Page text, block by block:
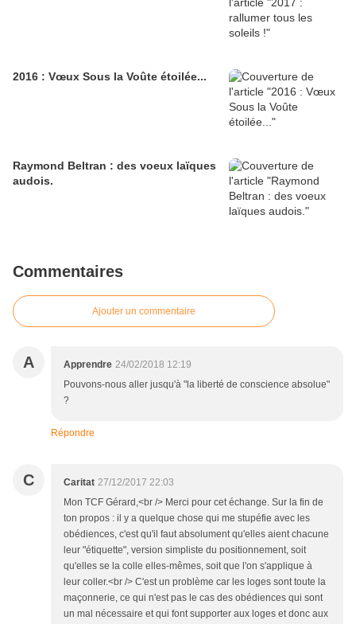
2016 : Vœux Sous la Voûte étoilée...
Raymond Beltran : des voeux laïques
audois.
Commentaires
Ajouter un commentaire
A Apprendre 24/02/2018 12:19
Pouvons-nous aller jusqu'à "la liberté de conscience absolue"
?
Répondre
C Caritat 27/12/2017 22:03
Mon TCF Gérard,<br /> Merci pour cet échange. Sur la fin de
ton propos : il y a quelque chose qui me stupéfie avec les
obédiences, c'est qu'il faut absolument qu'elles aient chacune
leur "étiquette", version simpliste du positionnement, soit
qu'elles se la colle elles-mêmes, soit que l'on s'applique à
leur coller.<br /> C'est un problème car les loges sont toute la
maçonnerie, ce qui n'est pas le cas des obédiences qui sont
un mal nécessaire et qui font supporter aux loges et donc aux